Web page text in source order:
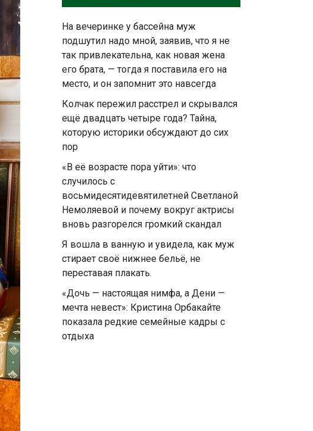
На вечеринке у бассейна муж
подшутил надо мной, заявив, что я не
так привлекательна, как новая жена
его брата, — тогда я поставила его на
место, и он запомнит это навсегда
Колчак пережил расстрел и скрывался
ещё двадцать четыре года? Тайна,
которую историки обсуждают до сих
пор
«В её возрасте пора уйти»: что
случилось с
восьмидесятидевятилетней Светланой
Немоляевой и почему вокруг актрисы
вновь разгорелся громкий скандал
Я вошла в ванную и увидела, как муж
стирает своё нижнее бельё, не
переставая плакать.
«Дочь — настоящая нимфа, а Дени —
мечта невест»: Кристина Орбакайте
показала редкие семейные кадры с
отдыха